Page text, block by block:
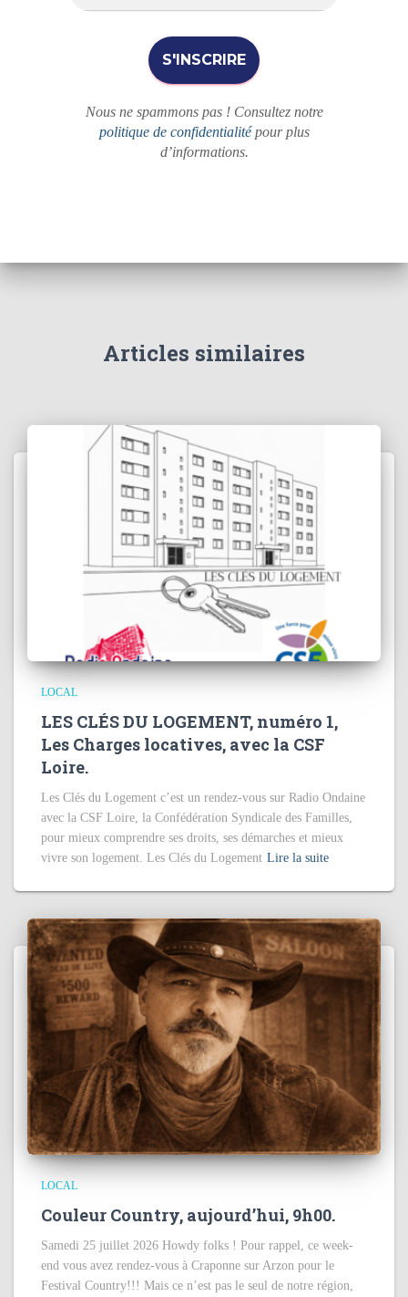
Nous ne spammons pas ! Consultez notre
politique de confidentialitépour plus
d’informations.
Articles similaires
LOCAL
LES CLÉS DU LOGEMENT, numéro 1,
Les Charges locatives, avec la CSF
Loire.
Les Clés du Logement c’est un rendez-vous sur Radio Ondaine
avec la CSF Loire, la Confédération Syndicale des Familles,
pour mieux comprendre ses droits, ses démarches et mieux
vivre son logement. Les Clés du Logement Lire la suite
LOCAL
Couleur Country, aujourd’hui, 9h00.
Samedi 25 juillet 2026 Howdy folks ! Pour rappel, ce week-
end vous avez rendez-vous à Craponne sur Arzon pour le
Festival Country!!! Mais ce n’est pas le seul de notre région,